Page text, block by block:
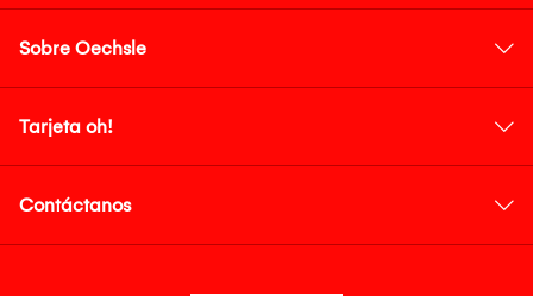
Sobre Oechsle
Tarjeta oh!
Contáctanos